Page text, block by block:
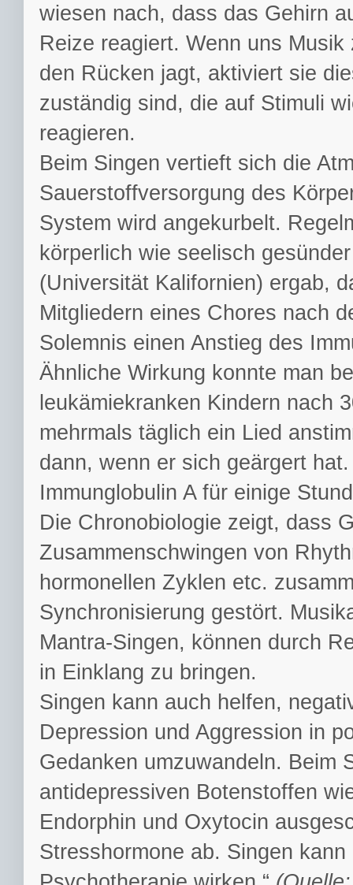
wiesen nach, dass das Gehirn
Reize reagiert. Wenn uns
den Rücken jagt, aktiviert sie
zuständig sind, die auf Stimuli
reagieren.
Beim Singen vertieft sich die
Sauerstoffversorgung des
System wird angekurbelt.
körperlich wie seelisch
(Universität Kalifornien) ergab,
Mitgliedern eines Chores nach
Solemnis einen Anstieg des
Ähnliche Wirkung konnte man
leukämiekranken Kindern nach
mehrmals täglich ein Lied
dann, wenn er sich geärgert
Immunglobulin A für einige
Die Chronobiologie zeigt, dass
Zusammenschwingen von
hormonellen Zyklen etc.
Synchronisierung gestört.
Mantra-Singen, können durch
in Einklang zu bringen.
Singen kann auch helfen,
Depression und Aggression in
Gedanken umzuwandeln. Beim
antidepressiven Botenstoffen
Endorphin und Oxytocin
Stresshormone ab. Singen